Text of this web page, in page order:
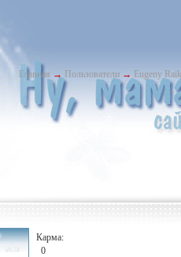
Главная → Пользователи → Eugeny
Карма:
0